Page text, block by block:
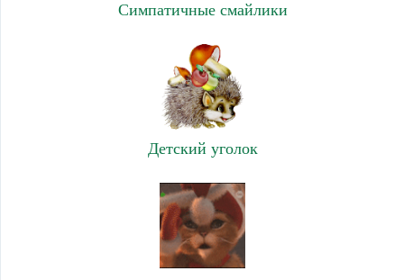
Симпатичные смайлики
Детский уголок